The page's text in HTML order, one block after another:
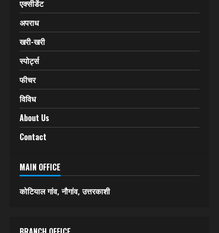
उत्तर प्रदेश
हिमाचल प्रदेश
देश-विदेश
एक्सीडेंट
अपराध
खरी-खरी
स्पोर्ट्स
विविध
About Us